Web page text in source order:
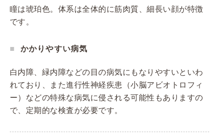
瞳は琥珀色。体系は全体的に筋肉質、細長い顔が特徴
です。
かかりやすい病気
白内障、緑内障などの目の病気にもなりやすいといわ
れており、また進行性神経疾患（小脳アビオトロフィ
ー）などの特殊な病気に侵される可能性もありますの
で、定期的な検査が必要です。